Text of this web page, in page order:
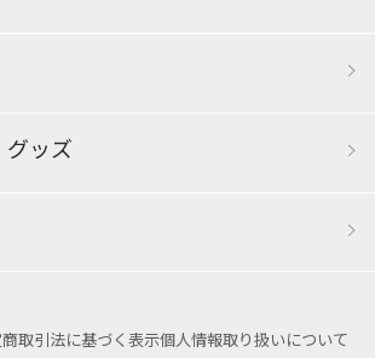
グッズ
取引法に基づく表示個人情報取り扱いについて